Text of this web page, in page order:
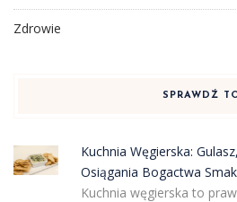
Zdrowie
SPRAWDŹ
Kuchnia Węgierska:
Osiągania Bogactwa
Kuchnia węgierska to